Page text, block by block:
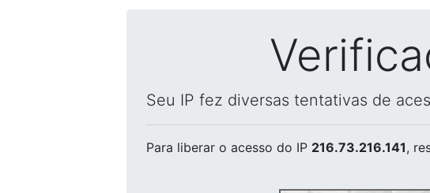
Seu IP fez diversas tentativas de
Para liberar o acesso do IP 216.73.216.141,